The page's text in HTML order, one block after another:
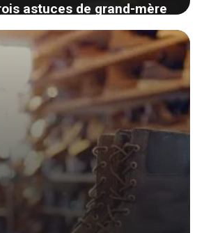
astuces de grand-mère
les piqûres de